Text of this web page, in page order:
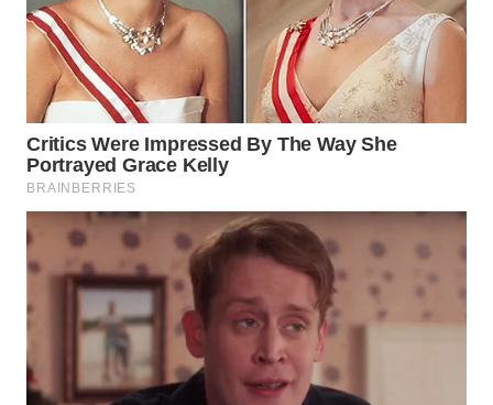
WAHANA
PERSONA
WAHANA
OTOMOTIF
WAHANA
HEALTH
WAHANA
WISATA
LAPAK